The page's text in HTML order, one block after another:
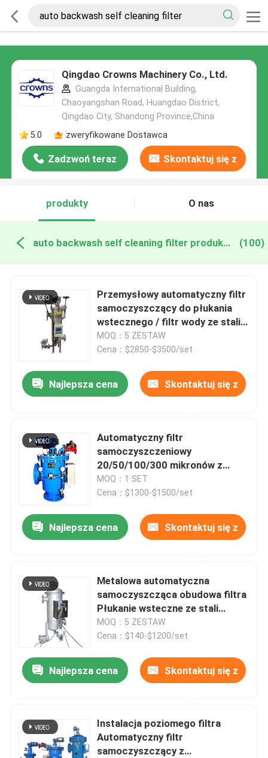
Qingdao Crowns Machinery Co., Ltd.
Guangda International Building,
Chaoyangshan Road, Huangdao District,
Qingdao City, Shandong Province,China
5.0
zweryfikowane Dostawca
Zadzwoń teraz Skontaktuj się z
produkty
O nas
auto backwash self cleaning filter produkcja online (100)
Przemysłowy automatyczny filtr
samoczyszczący do płukania
wstecznego / filtr wody ze stali
nierdzewnej CE
MOQ：5 ZESTAW
Cena：$2850-$3500/set
Najlepsza cena Skontaktuj się z
Automatyczny filtr
samoczyszczeniowy
20/50/100/300 mikronów z
elektrycznym zaworem
MOQ：1 SET
Cena：$1300-$1500/set
Najlepsza cena Skontaktuj się z
Metalowa automatyczna
samoczyszcząca obudowa filtra
Płukanie wsteczne ze stali
nierdzewnej
MOQ：5 ZESTAW
Cena：$140-$1200/set
Najlepsza cena Skontaktuj się z
Instalacja poziomego filtra
Automatyczny filtr
samoczyszczący z